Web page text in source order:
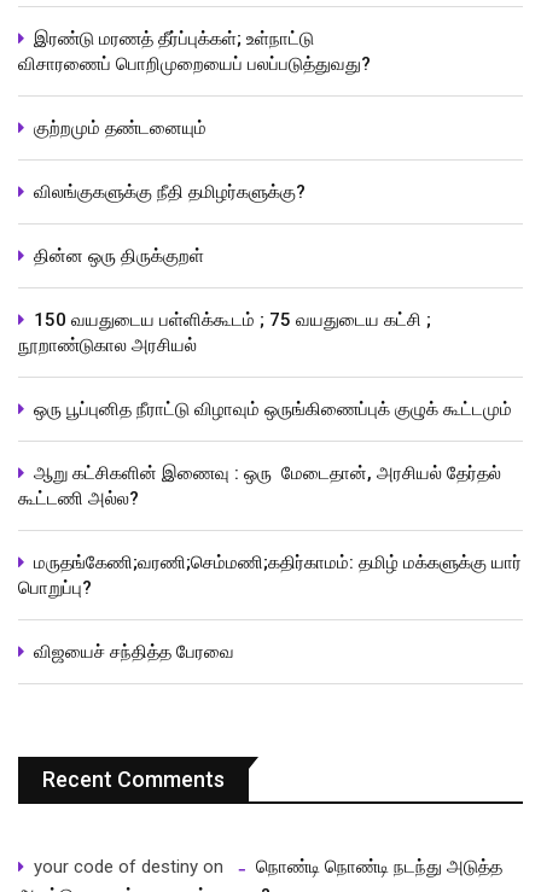
இரண்டு மரணத் தீர்ப்புக்கள்; உள்நாட்டு
விசாரணைப் பொறிமுறையைப் பலப்படுத்துவது?
குற்றமும் தண்டனையும்
விலங்குகளுக்கு நீதி தமிழர்களுக்கு?
தின்ன ஒரு திருக்குறள்
150 வயதுடைய பள்ளிக்கூடம் ; 75 வயதுடைய கட்சி ;
நூறாண்டுகால அரசியல்
ஒரு பூப்புனித நீராட்டு விழாவும் ஒருங்கிணைப்புக் குழுக் கூட்டமும்
ஆறு கட்சிகளின் இணைவு : ஒரு மேடைதான், அரசியல் தேர்தல்
கூட்டணி அல்ல?
மருதங்கேணி;வரணி;செம்மணி;கதிர்காமம்: தமிழ் மக்களுக்கு யார்
பொறுப்பு?
விஜயைச் சந்தித்த பேரவை
Recent Comments
your code of destiny on
நொண்டி நொண்டி நடந்து அடுத்த